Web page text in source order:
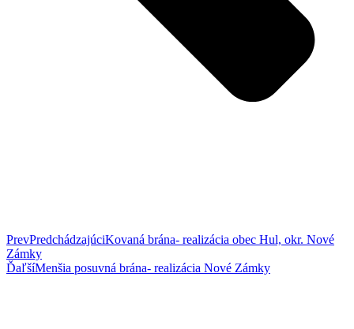
PrevPredchádzajúciKovaná brána- realizácia obec Hul, okr. Nové
Zámky
ĎaľšíMenšia posuvná brána- realizácia Nové Zámky